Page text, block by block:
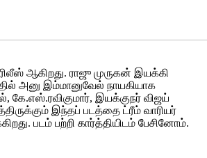
ஆகிறது. ராஜு முருகன் இயக்கி
அனு இம்மானுவேல் நாயகியாக
கே.எஸ்.ரவிகுமார், இயக்குநர் விஜய்
இந்தப் படத்தை ட்ரீம் வாரியர்
படம் பற்றி கார்த்தியிடம் பேசினோம்.